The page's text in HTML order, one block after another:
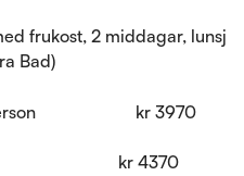
frukost, 2 middagar, lunsj
Bad)
person kr 3970
kr 4370